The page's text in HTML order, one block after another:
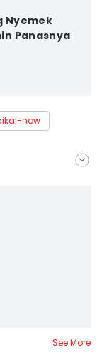
Nyemek
Panasnya
now
See More